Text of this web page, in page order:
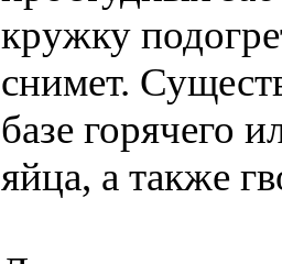
кружку
снимет.
базе горячего
яйца, а также